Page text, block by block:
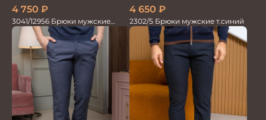
4 750 ₽
3041/12956 Брюки мужские
океан
4 650 ₽
2302/5 Брюки мужские т.синий